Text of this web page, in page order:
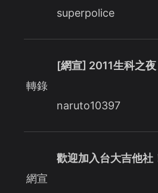
superpolice
轉錄
[網宣] 2011生科之
naruto10397
網宣
歡迎加入台大吉他社